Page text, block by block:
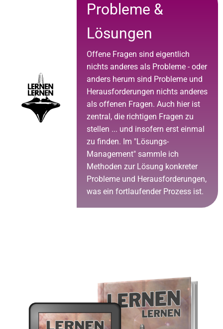
Probleme &
Lösungen
Offene Fragen sind eigentlich
nichts anderes als Probleme - oder
anders herum sind Probleme und
Herausforderungen nichts anderes
als offenen Fragen. Auch hier ist
zentral, die richtigen Fragen zu
stellen ... und insofern erst einmal
zu finden. Im "Lösungs-
Management" sammle ich
Methoden zur Lösung konkreter
Probleme und Herausforderungen,
was ein fortlaufender Prozess ist.